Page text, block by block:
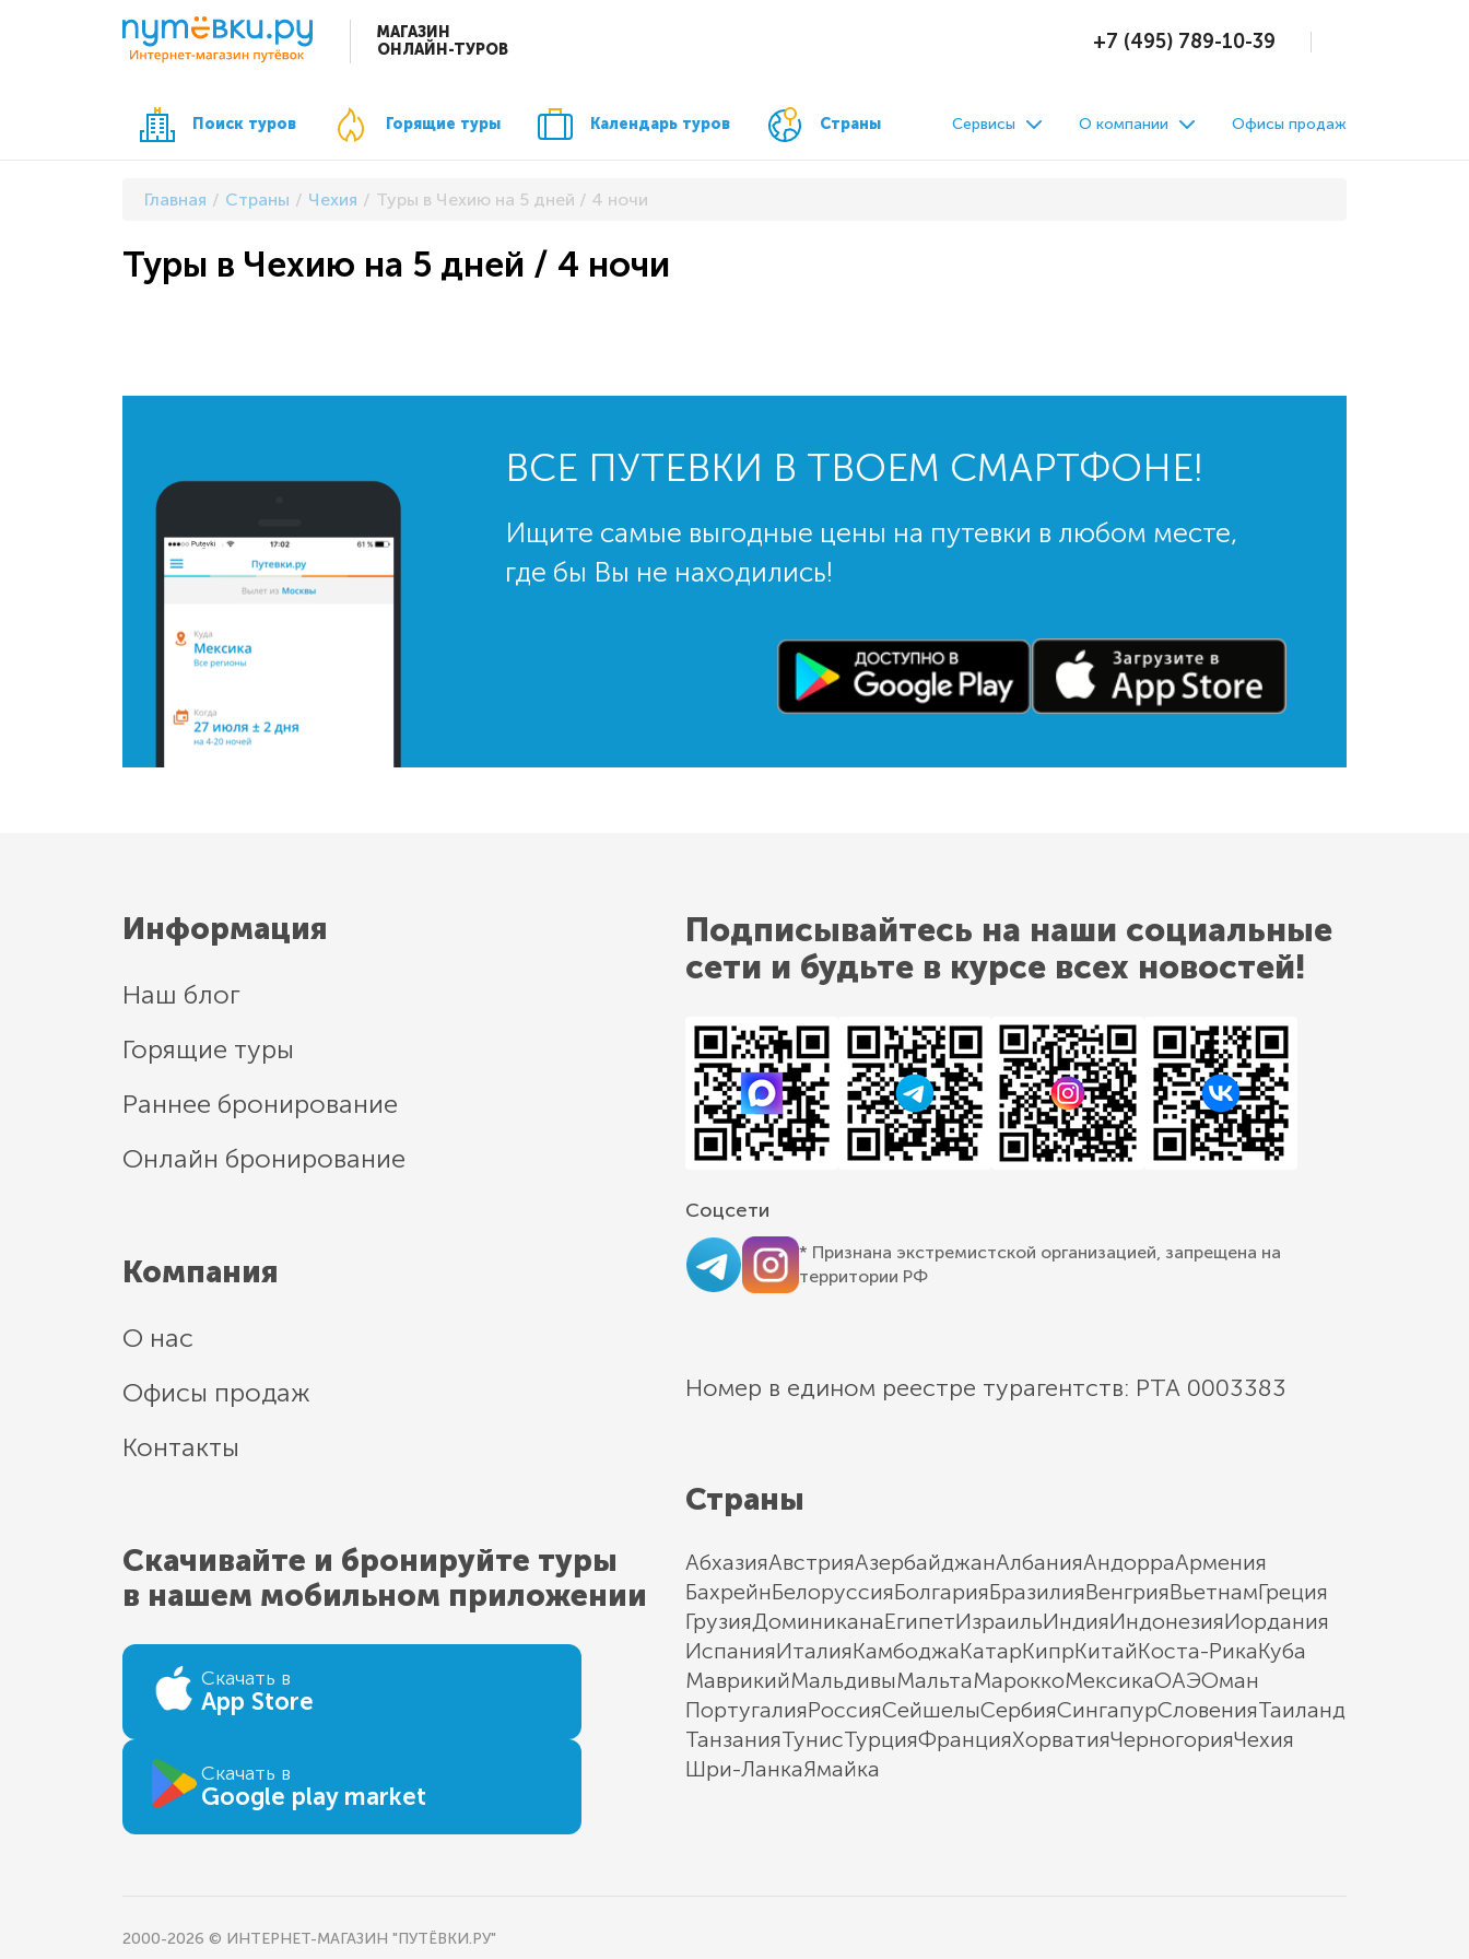
МАГАЗИН
ОНЛАЙН-ТУРОВ
+7 (495) 789-10-39
Поиск туров Горящие туры Календарь туров Страны Сервисы О компании Офисы продаж
Главная Страны Чехия Туры в Чехию на 5 дней / 4 ночи
Туры в Чехию на 5 дней / 4 ночи
ВСЕ ПУТЕВКИ В ТВОЕМ СМАРТФОНЕ!
Ищите самые выгодные цены на путевки в любом месте,
где бы Вы не находились!
Информация
Наш блог
Горящие туры
Раннее бронирование
Онлайн бронирование
Компания
О нас
Офисы продаж
Контакты
Скачивайте и бронируйте туры
в нашем мобильном приложении
Скачать в
App Store
Скачать в
Google play market
Подписывайтесь на наши социальные
сети и будьте в курсе всех новостей!
Соцсети
* Признана экстремистской организацией, запрещена на
территории РФ
Номер в едином реестре турагентств: РТА 0003383
Страны
АбхазияАвстрияАзербайджанАлбанияАндорраАрмения
БахрейнБелоруссияБолгарияБразилияВенгрияВьетнамГреция
ГрузияДоминиканаЕгипетИзраильИндияИндонезияИордания
ИспанияИталияКамбоджаКатарКипрКитайКоста-РикаКуба
МаврикийМальдивыМальтаМароккоМексикаОАЭОман
ПортугалияРоссияСейшелыСербияСингапурСловенияТаиланд
ТанзанияТунисТурцияФранцияХорватияЧерногорияЧехия
Шри-ЛанкаЯмайка
2000-2026 © ИНТЕРНЕТ-МАГАЗИН "ПУТЁВКИ.РУ"